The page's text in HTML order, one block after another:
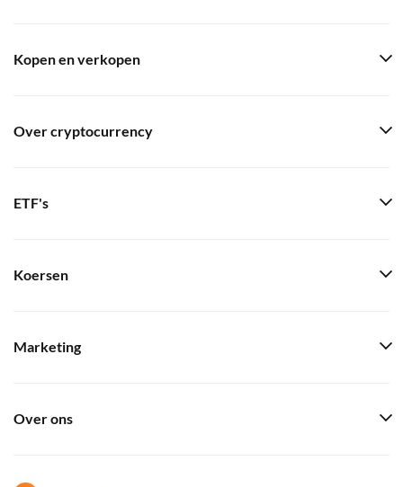
Kopen en verkopen
Over cryptocurrency
ETF's
Koersen
Marketing
Over ons